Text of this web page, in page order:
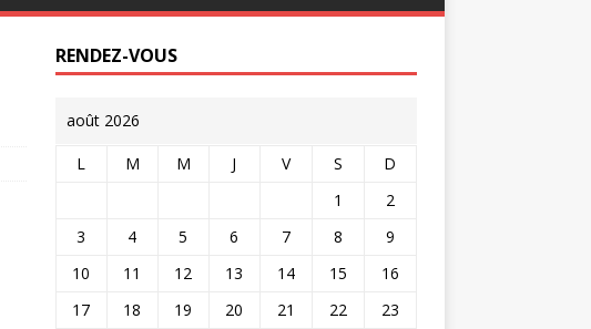
RENDEZ-VOUS
août 2026
L M M J V S
D
1
2
3
4 5 6 7 8
9
10
11 12 13 14 15
16
17
18 19 20 21 22
23